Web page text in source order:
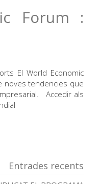
Forum :
El World Economic
noves tendencies que
Accedir als
Entrades recents